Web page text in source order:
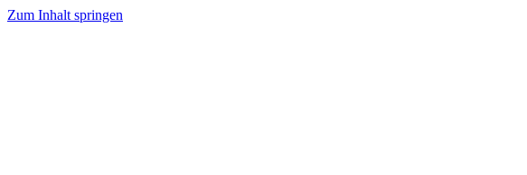
Zum Inhalt springen